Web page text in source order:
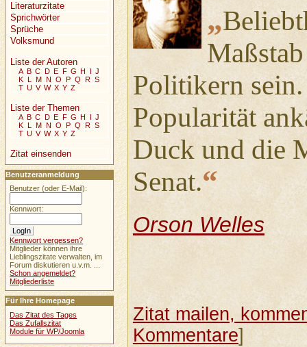
„
Politikern
Popularität
Duck und die
Senat.“
Orson Welles
Zitat mailen,
Kommentare]
Literaturzitate
Sprichwörter
Sprüche
Volksmund
Liste der Autoren
A B C D E F G H I J
K L M N O P Q R S
T U V W X Y Z
Liste der Themen
A B C D E F G H I J
K L M N O P Q R S
T U V W X Y Z
Zitat einsenden
Benutzeranmeldung
Benutzer (oder E-Mail):
Kennwort:
Kennwort vergessen?
Mitglieder können ihre
Lieblingszitate verwalten, im
Forum diskutieren u.v.m. ...
Schon angemeldet?
Mitgliederliste
Für Ihre Homepage
Das Zitat des Tages
Das Zufallszitat
Module für WP/Joomla